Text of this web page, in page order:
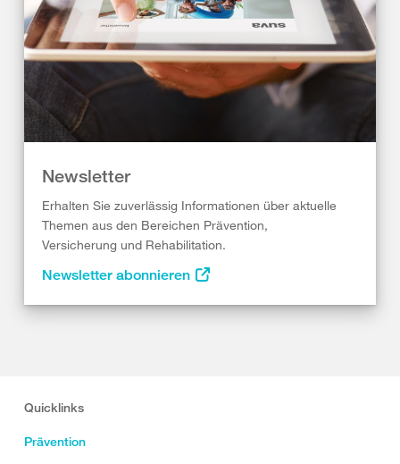
Newsletter
Erhalten Sie zuverlässig Informationen über aktuelle
Themen aus den Bereichen Prävention,
Versicherung und Rehabilitation.
Newsletter abonnieren
Quicklinks
Prävention